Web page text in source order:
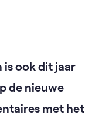
ook dit jaar
de nieuwe
met het